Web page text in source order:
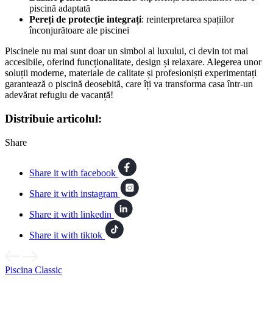
piscină adaptată
Pereți de protecție integrați: reinterpretarea spațiilor
înconjurătoare ale piscinei
Piscinele nu mai sunt doar un simbol al luxului, ci devin tot mai
accesibile, oferind funcționalitate, design și relaxare. Alegerea unor
soluții moderne, materiale de calitate și profesioniști experimentați
garantează o piscină deosebită, care îți va transforma casa într-un
adevărat refugiu de vacanță!
Distribuie articolul:
Share
Share it with facebook
Share it with instagram
Share it with linkedin
Share it with tiktok
Piscina Classic